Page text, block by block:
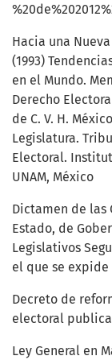
Hacia una
(1993)
en el Mundo.
Derecho
de C. V. H.
Legislatura.
Electoral.
UNAM, México
Dictamen de las
Estado, de
Legislativos
el que se expide
Decreto de
electoral
Ley General en